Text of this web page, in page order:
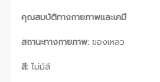
คุณสมบัติทางกายภาพและเคมี
สถานะทางกายภาพ: ของเหลว
สี: ไม่มีสี